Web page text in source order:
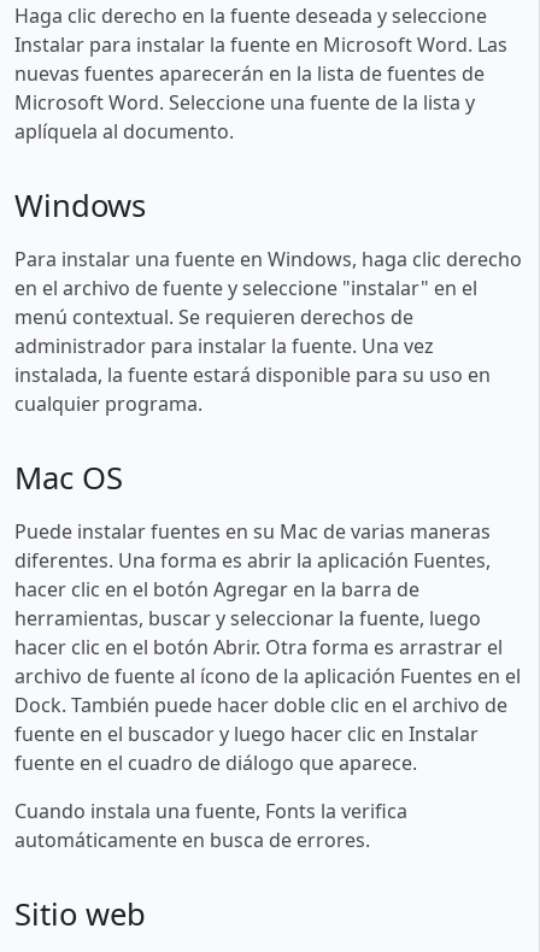
Haga clic derecho en la fuente deseada y seleccione
Instalar para instalar la fuente en Microsoft Word. Las
nuevas fuentes aparecerán en la lista de fuentes de
Microsoft Word. Seleccione una fuente de la lista y
aplíquela al documento.
Windows
Para instalar una fuente en Windows, haga clic derecho
en el archivo de fuente y seleccione "instalar" en el
menú contextual. Se requieren derechos de
administrador para instalar la fuente. Una vez
instalada, la fuente estará disponible para su uso en
cualquier programa.
Mac OS
Puede instalar fuentes en su Mac de varias maneras
diferentes. Una forma es abrir la aplicación Fuentes,
hacer clic en el botón Agregar en la barra de
herramientas, buscar y seleccionar la fuente, luego
hacer clic en el botón Abrir. Otra forma es arrastrar el
archivo de fuente al ícono de la aplicación Fuentes en el
Dock. También puede hacer doble clic en el archivo de
fuente en el buscador y luego hacer clic en Instalar
fuente en el cuadro de diálogo que aparece.
Cuando instala una fuente, Fonts la verifica
automáticamente en busca de errores.
Sitio web